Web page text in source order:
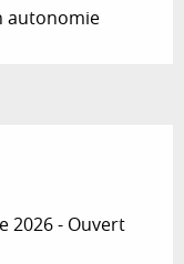
autonomie
2026 - Ouvert